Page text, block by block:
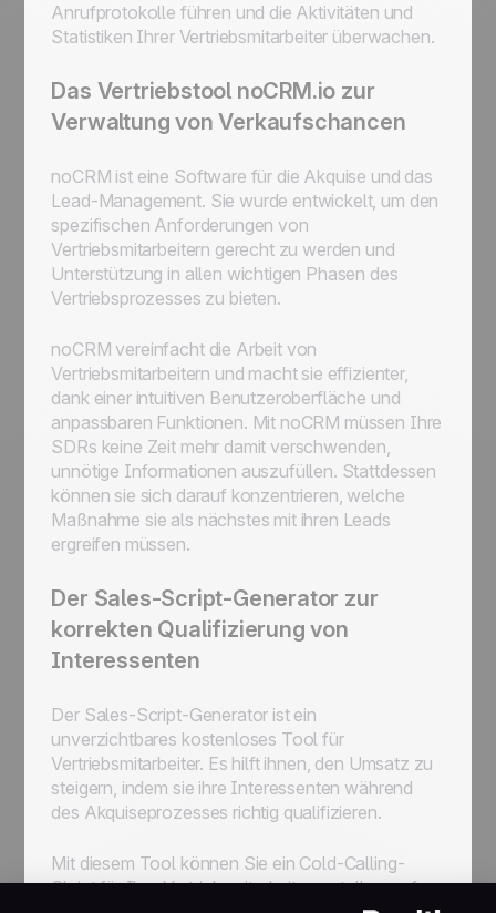
Anrufprotokolle führen und die Aktivitäten und
Statistiken Ihrer Vertriebsmitarbeiter überwachen.
Das Vertriebstool noCRM.io zur
Verwaltung von Verkaufschancen
noCRM ist eine Software für die Akquise und das
Lead-Management. Sie wurde entwickelt, um den
spezifischen Anforderungen von
Vertriebsmitarbeitern gerecht zu werden und
Unterstützung in allen wichtigen Phasen des
Vertriebsprozesses zu bieten.
noCRM vereinfacht die Arbeit von
Vertriebsmitarbeitern und macht sie effizienter,
dank einer intuitiven Benutzeroberfläche und
anpassbaren Funktionen. Mit noCRM müssen Ihre
SDRs keine Zeit mehr damit verschwenden,
unnötige Informationen auszufüllen. Stattdessen
können sie sich darauf konzentrieren, welche
Maßnahme sie als nächstes mit ihren Leads
ergreifen müssen.
Der Sales-Script-Generator zur
korrekten Qualifizierung von
Interessenten
Der Sales-Script-Generator ist ein
unverzichtbares kostenloses Tool für
Vertriebsmitarbeiter. Es hilft ihnen, den Umsatz zu
steigern, indem sie ihre Interessenten während
des Akquiseprozesses richtig qualifizieren.
Mit diesem Tool können Sie ein Cold-Calling-
Skript für Ihre Vertriebsmitarbeiter erstellen, auf